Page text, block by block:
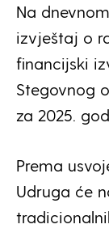
Na
izvještaj o
financijski
Stegovnog
za 2025.
Prema
Udruga će